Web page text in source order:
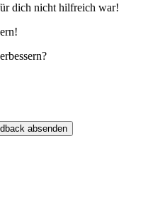
dich nicht hilfreich war!
absenden